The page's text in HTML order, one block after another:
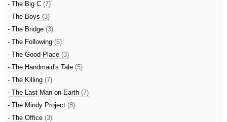
- The Big C (7)
- The Boys (3)
- The Bridge (3)
- The Following (6)
- The Good Place (3)
- The Handmaid's Tale (5)
- The Killing (7)
- The Last Man on Earth (7)
- The Mindy Project (8)
- The Office (3)